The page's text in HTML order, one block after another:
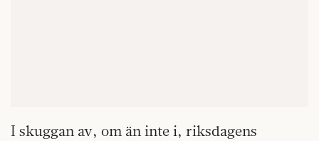
I skuggan av, om än inte i, riksdagens